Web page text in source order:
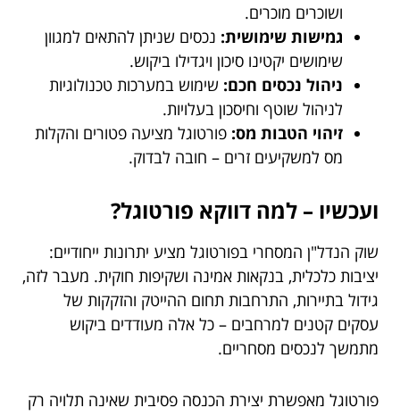
ושוכרים מוכרים.
גמישות שימושית: נכסים שניתן להתאים למגוון
שימושים יקטינו סיכון ויגדילו ביקוש.
ניהול נכסים חכם: שימוש במערכות טכנולוגיות
לניהול שוטף וחיסכון בעלויות.
זיהוי הטבות מס: פורטוגל מציעה פטורים והקלות
מס למשקיעים זרים – חובה לבדוק.
ועכשיו – למה דווקא פורטוגל?
שוק הנדל"ן המסחרי בפורטוגל מציע יתרונות ייחודיים:
יציבות כלכלית, בנקאות אמינה ושקיפות חוקית. מעבר לזה,
גידול בתיירות, התרחבות תחום ההייטק והזקקות של
עסקים קטנים למרחבים – כל אלה מעודדים ביקוש
מתמשך לנכסים מסחריים.
פורטוגל מאפשרת יצירת הכנסה פסיבית שאינה תלויה רק